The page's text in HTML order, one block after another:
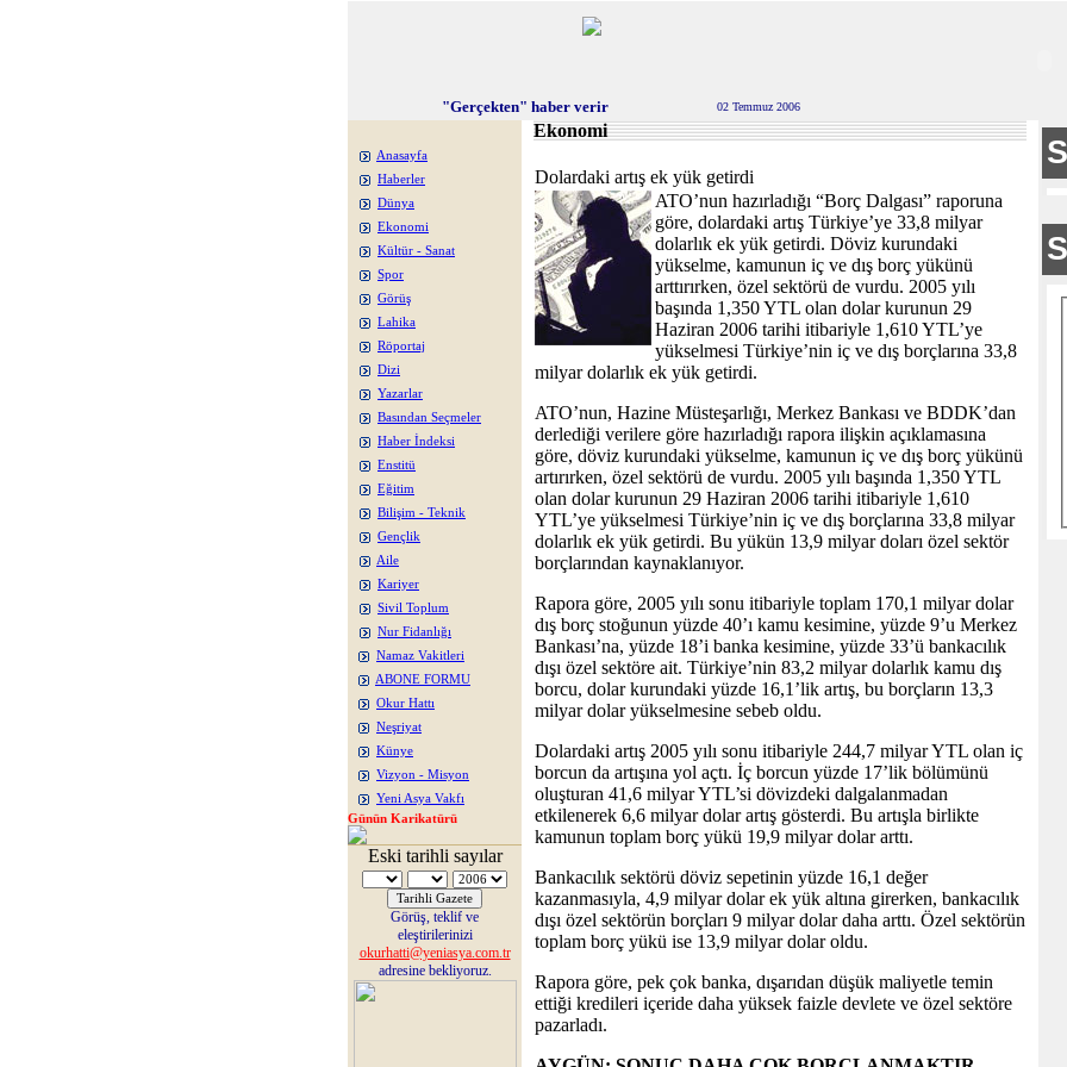
"Gerçekten" haber verir 02 Temmuz 2006
Anasayfa
Haberler
Dünya
Ekonomi
Kültür - Sanat
Spor
Görüş
Lahika
Röportaj
Dizi
Yazarlar
Basından Seçmeler
Haber İndeksi
Enstitü
Eğitim
Bilişim - Teknik
Gençlik
Aile
Kariyer
Sivil Toplum
Nur Fidanlığı
Namaz Vakitleri
ABONE FORMU
Okur Hattı
Neşriyat
Künye
Vizyon - Misyon
Yeni Asya Vakfı
Günün Karikatürü
Eski tarihli sayılar
Görüş, teklif ve
eleştirilerinizi
okurhatti@yeniasya.com.tr
adresine bekliyoruz.
Ekonomi
Dolardaki artış ek yük getirdi
ATO’nun hazırladığı “Borç Dalgası” raporuna
göre, dolardaki artış Türkiye’ye 33,8 milyar
dolarlık ek yük getirdi. Döviz kurundaki
yükselme, kamunun iç ve dış borç yükünü
arttırırken, özel sektörü de vurdu. 2005 yılı
başında 1,350 YTL olan dolar kurunun 29
Haziran 2006 tarihi itibariyle 1,610 YTL’ye
yükselmesi Türkiye’nin iç ve dış borçlarına 33,8
milyar dolarlık ek yük getirdi.
ATO’nun, Hazine Müsteşarlığı, Merkez Bankası ve BDDK’dan
derlediği verilere göre hazırladığı rapora ilişkin açıklamasına
göre, döviz kurundaki yükselme, kamunun iç ve dış borç yükünü
artırırken, özel sektörü de vurdu. 2005 yılı başında 1,350 YTL
olan dolar kurunun 29 Haziran 2006 tarihi itibariyle 1,610
YTL’ye yükselmesi Türkiye’nin iç ve dış borçlarına 33,8 milyar
dolarlık ek yük getirdi. Bu yükün 13,9 milyar doları özel sektör
borçlarından kaynaklanıyor.
Rapora göre, 2005 yılı sonu itibariyle toplam 170,1 milyar dolar
dış borç stoğunun yüzde 40’ı kamu kesimine, yüzde 9’u Merkez
Bankası’na, yüzde 18’i banka kesimine, yüzde 33’ü bankacılık
dışı özel sektöre ait. Türkiye’nin 83,2 milyar dolarlık kamu dış
borcu, dolar kurundaki yüzde 16,1’lik artış, bu borçların 13,3
milyar dolar yükselmesine sebeb oldu.
Dolardaki artış 2005 yılı sonu itibariyle 244,7 milyar YTL olan iç
borcun da artışına yol açtı. İç borcun yüzde 17’lik bölümünü
oluşturan 41,6 milyar YTL’si dövizdeki dalgalanmadan
etkilenerek 6,6 milyar dolar artış gösterdi. Bu artışla birlikte
kamunun toplam borç yükü 19,9 milyar dolar arttı.
Bankacılık sektörü döviz sepetinin yüzde 16,1 değer
kazanmasıyla, 4,9 milyar dolar ek yük altına girerken, bankacılık
dışı özel sektörün borçları 9 milyar dolar daha arttı. Özel sektörün
toplam borç yükü ise 13,9 milyar dolar oldu.
Rapora göre, pek çok banka, dışarıdan düşük maliyetle temin
ettiği kredileri içeride daha yüksek faizle devlete ve özel sektöre
pazarladı.